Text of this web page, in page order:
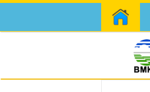
Skip to content